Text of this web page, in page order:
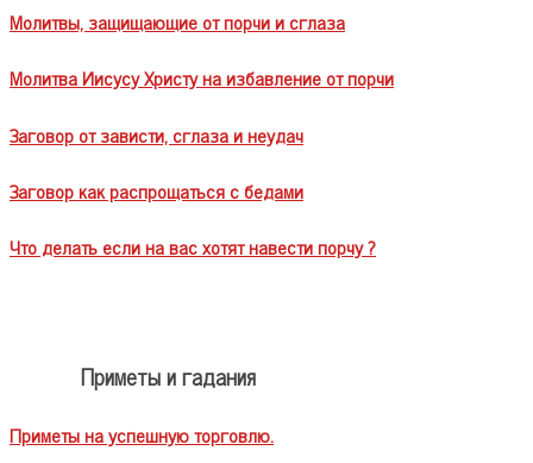
Молитвы, защищающие от порчи и сглаза
Молитва Иисусу Христу на избавление от порчи
Заговор от зависти, сглаза и неудач
Заговор как распрощаться с бедами
Что делать если на вас хотят навести порчу ?
Приметы и гадания
Приметы на успешную торговлю.